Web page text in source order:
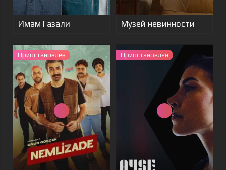
Имам Газали Музей невинности
Приостановлен Приостановлен